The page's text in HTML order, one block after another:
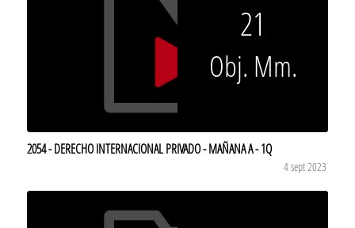
21
Obj. Mm.
2054 - DERECHO INTERNACIONAL PRIVADO - MAÑANA A - 1Q
4 sept 2023